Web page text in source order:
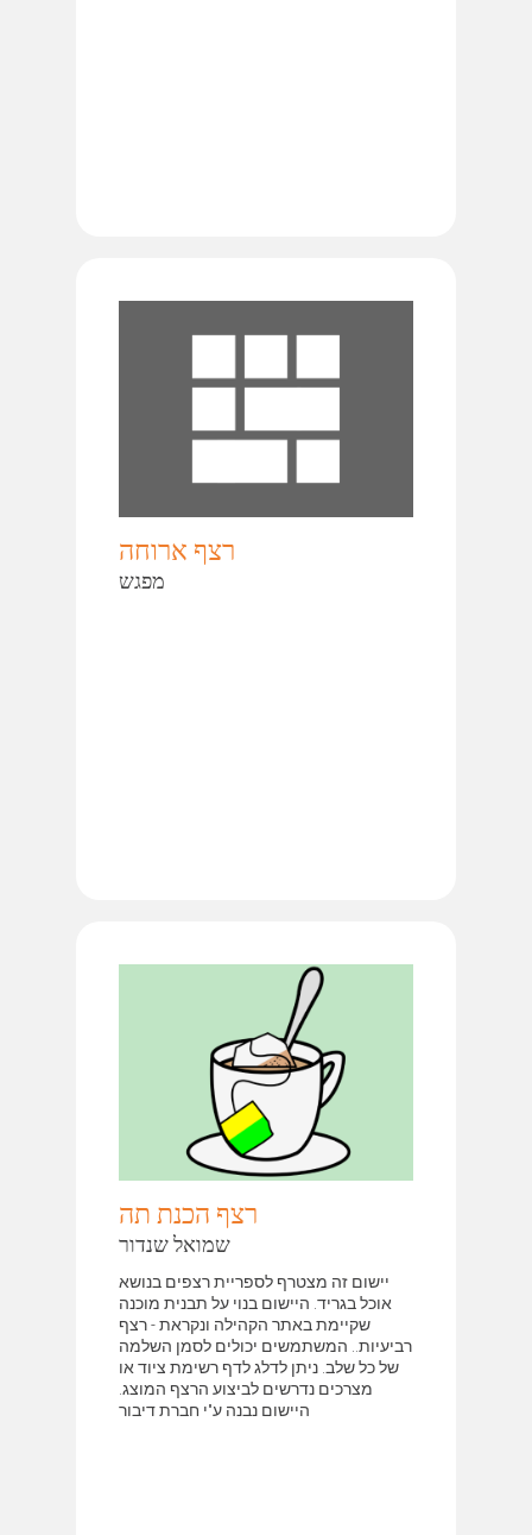
רצף ארוחה
מפגש
רצף הכנת תה
שמואל שנדור
יישום זה מצטרף לספריית רצפים בנושא
אוכל בגריד. היישום בנוי על תבנית מוכנה
שקיימת באתר הקהילה ונקראת - רצף
רביעיות.. המשתמשים יכולים לסמן השלמה
של כל שלב. ניתן לדלג לדף רשימת ציוד או
מצרכים נדרשים לביצוע הרצף המוצג.
היישום נבנה ע"י חברת דיבור